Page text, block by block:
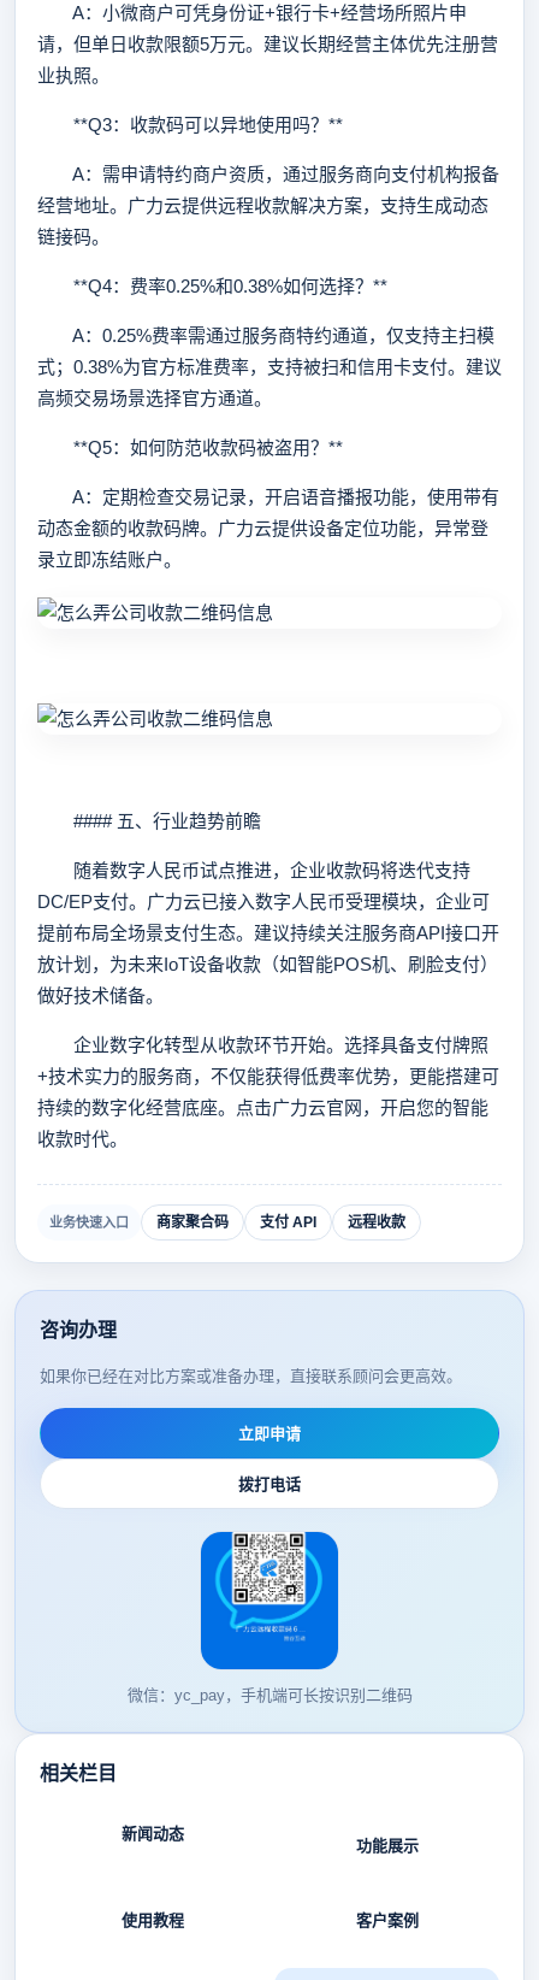
A：小微商户可凭身份证+银行卡+经营场所照片申
请，但单日收款限额5万元。建议长期经营主体优先注册营
业执照。
**Q3：收款码可以异地使用吗？**
A：需申请特约商户资质，通过服务商向支付机构报备
经营地址。广力云提供远程收款解决方案，支持生成动态
链接码。
**Q4：费率0.25%和0.38%如何选择？**
A：0.25%费率需通过服务商特约通道，仅支持主扫模
式；0.38%为官方标准费率，支持被扫和信用卡支付。建议
高频交易场景选择官方通道。
**Q5：如何防范收款码被盗用？**
A：定期检查交易记录，开启语音播报功能，使用带有
动态金额的收款码牌。广力云提供设备定位功能，异常登
录立即冻结账户。
#### 五、行业趋势前瞻
随着数字人民币试点推进，企业收款码将迭代支持
DC/EP支付。广力云已接入数字人民币受理模块，企业可
提前布局全场景支付生态。建议持续关注服务商API接口开
放计划，为未来IoT设备收款（如智能POS机、刷脸支付）
做好技术储备。
企业数字化转型从收款环节开始。选择具备支付牌照
+技术实力的服务商，不仅能获得低费率优势，更能搭建可
持续的数字化经营底座。点击广力云官网，开启您的智能
收款时代。
业务快速入口 商家聚合码 支付 API 远程收款
咨询办理
如果你已经在对比方案或准备办理，直接联系顾问会更高效。
立即申请
拨打电话
微信：yc_pay，手机端可长按识别二维码
相关栏目
新闻动态
功能展示
使用教程 客户案例